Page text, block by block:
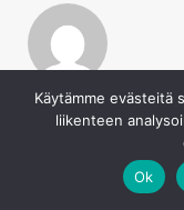
Lassivv
23.5.2022
Täysin samoilla
olleet todella
lähtien kun
Käytämme evästeitä
liikenteen
Ok